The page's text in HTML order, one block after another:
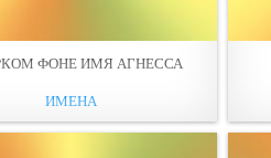
ФОНЕ ИМЯ АГНЕССА
ИМЕНА